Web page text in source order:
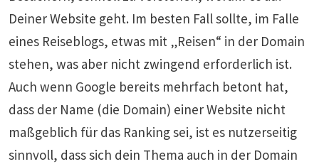
Deiner Website geht. Im besten Fall sollte, im Falle
eines Reiseblogs, etwas mit „Reisen“ in der Domain
stehen, was aber nicht zwingend erforderlich ist.
Auch wenn Google bereits mehrfach betont hat,
dass der Name (die Domain) einer Website nicht
maßgeblich für das Ranking sei, ist es nutzerseitig
sinnvoll, dass sich dein Thema auch in der Domain